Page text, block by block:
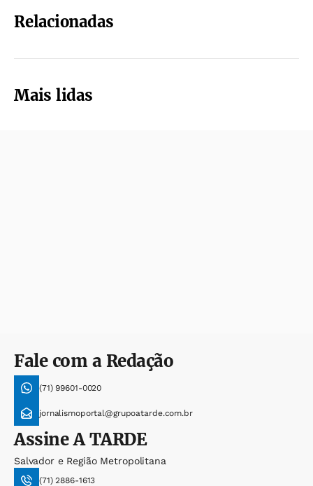
Relacionadas
Mais lidas
Fale com a Redação
(71) 99601-0020
jornalismoportal@grupoatarde.com.br
AssineA TARDE
Salvador e Região Metropolitana
(71) 2886-1613